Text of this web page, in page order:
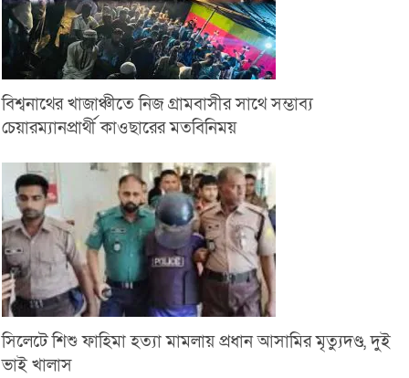
বিশ্বনাথের খাজাঞ্চীতে নিজ গ্রামবাসীর সাথে সম্ভাব্য
চেয়ারম্যানপ্রার্থী কাওছারের মতবিনিময়
সিলেটে শিশু ফাহিমা হত্যা মামলায় প্রধান আসামির মৃত্যুদণ্ড, দুই
ভাই খালাস